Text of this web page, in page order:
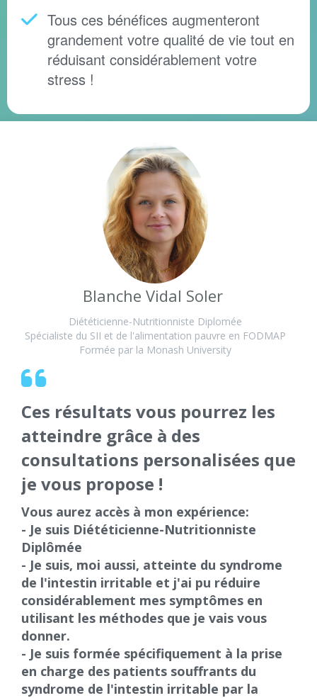
Tous ces bénéfices augmenteront
grandement votre qualité de vie tout en
réduisant considérablement votre
stress !
Blanche Vidal Soler
Diététicienne-Nutritionniste Diplomée
Spécialiste du SII et de l'alimentation pauvre en FODMAP
Formée par la Monash University
Ces résultats vous pourrez les
atteindre grâce à des
consultations personalisées que
je vous propose !
Vous aurez accès à mon expérience:
- Je suis Diététicienne-Nutritionniste
Diplômée
- Je suis, moi aussi, atteinte du syndrome
de l'intestin irritable et j'ai pu réduire
considérablement mes symptômes en
utilisant les méthodes que je vais vous
donner.
- Je suis formée spécifiquement à la prise
en charge des patients souffrants du
syndrome de l'intestin irritable par la